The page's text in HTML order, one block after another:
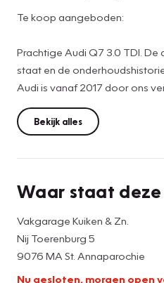
Te koop aangeboden:
Prachtige Audi Q7 3.0 TDI.
staat en de
Audi is vanaf 2017 door ons
in onderhoud geweest tot op
Het onderhoud is dus volledig
bezuinigd, kortom een perfect
rijgedrag, mede door de
ruimte (tot 7 personen) en
een druk op de knop
je een zee van ruimte om
Bekijk alles
Waar staat
Vakgarage Kuiken & Zn.
Nij Toerenburg 5
9076 MA St. Annaparochie
Nu gesloten, morgen open